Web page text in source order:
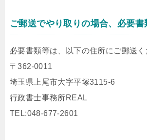
ご郵送でやり取りの場合、必要
必要書類等は、以下の住所にご郵送く
〒362-0011
埼玉県上尾市大字平塚3115-6
行政書士事務所REAL
TEL:048-677-2601